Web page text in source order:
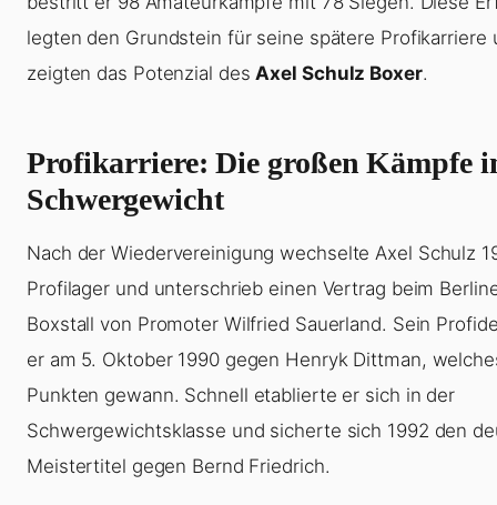
legten den Grundstein für seine spätere Profikarriere
zeigten das Potenzial desAxel Schulz Boxer.
Profikarriere: Die großen Kämpfe
Schwergewicht
Nach der Wiedervereinigung wechselte Axel Schulz
Profilager und unterschrieb einen Vertrag beim
Boxstall von Promoter Wilfried Sauerland. Sein
er am 5. Oktober 1990 gegen Henryk Dittman,
Punkten gewann. Schnell etablierte er sich in der
Schwergewichtsklasse und sicherte sich 1992 den
Meistertitel gegen Bernd Friedrich.